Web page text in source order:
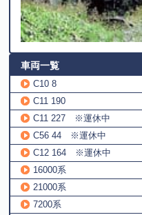
車両一覧
C10 8
C11 190
C11 227 ※運休中
C56 44 ※運休中
C12 164 ※運休中
16000系
21000系
7200系